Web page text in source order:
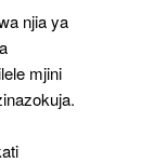
njia ya
mjini